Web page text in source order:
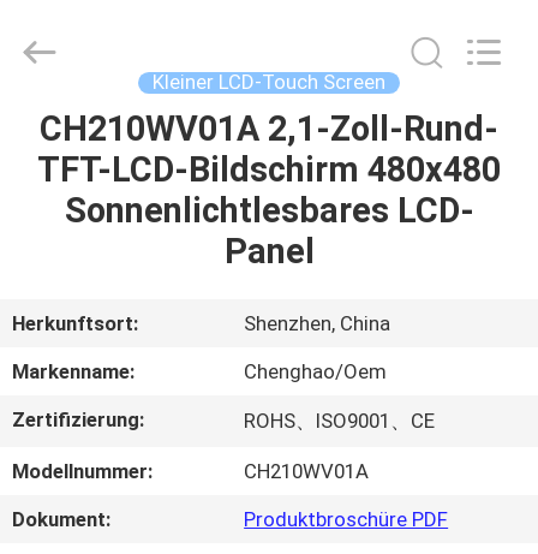
ZU
HAUSE
ÜBER
UNS
WERKSBESICHTIGUNG
QUALITÄTSKONTROLLE
Optoelectronic
Reserved.
Kleiner LCD-Touch Screen
CH210WV01A 2,1-Zoll-Rund-
TFT-LCD-Bildschirm 480x480
Sonnenlichtlesbares LCD-
Panel
Herkunftsort:
Shenzhen, China
Markenname:
Chenghao/Oem
Zertifizierung:
ROHS、ISO9001、CE
Modellnummer:
CH210WV01A
Dokument:
Produktbroschüre PDF